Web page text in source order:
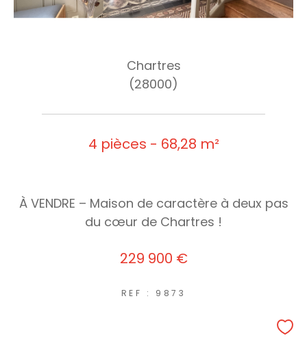
Chartres
(28000)
4 pièces - 68,28 m²
À VENDRE – Maison de caractère à deux pas
du cœur de Chartres !
229 900 €
REF : 9873